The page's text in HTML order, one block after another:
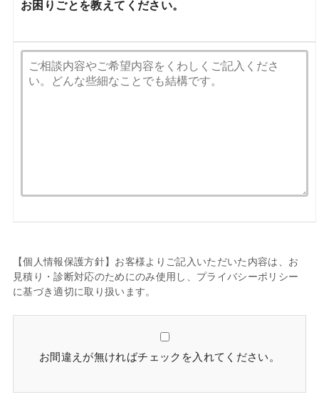
お困りごとを教えてください。
【個人情報保護方針】お客様よりご記入いただいた内容は、お
見積り・診断対応のためにのみ使用し、プライバシーポリシー
に基づき適切に取り扱います。
お間違えが無ければチェックを入れてください。